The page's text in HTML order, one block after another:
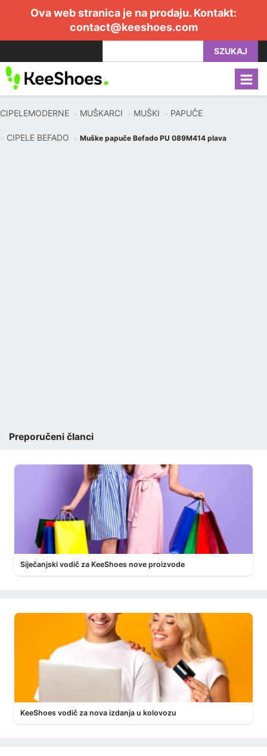
Ova web stranica je na prodaju. Kontakt:
contact@keeshoes.com
SZUKAJ
CIPELEMODERNE MUŠKARCI MUŠKI PAPUČE
CIPELE BEFADO Muške papuče Befado PU 089M414 plava
Preporučeni članci
Siječanjski vodič za KeeShoes nove proizvode
KeeShoes vodič za nova izdanja u kolovozu